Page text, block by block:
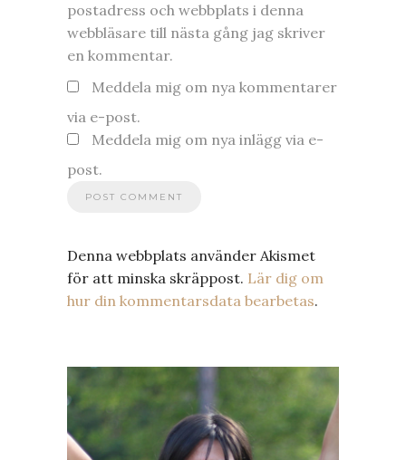
postadress och webbplats i denna
webbläsare till nästa gång jag skriver
en kommentar.
Meddela mig om nya kommentarer
via e-post.
Meddela mig om nya inlägg via e-
post.
Denna webbplats använder Akismet
för att minska skräppost. Lär dig om
hur din kommentarsdata bearbetas.